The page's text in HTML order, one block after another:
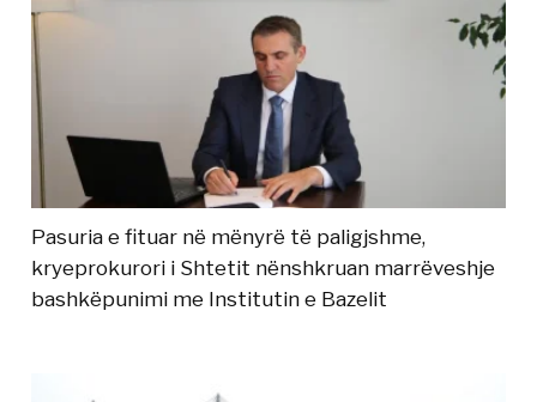
Pasuria e fituar në mënyrë të paligjshme,
kryeprokurori i Shtetit nënshkruan marrëveshje
bashkëpunimi me Institutin e Bazelit